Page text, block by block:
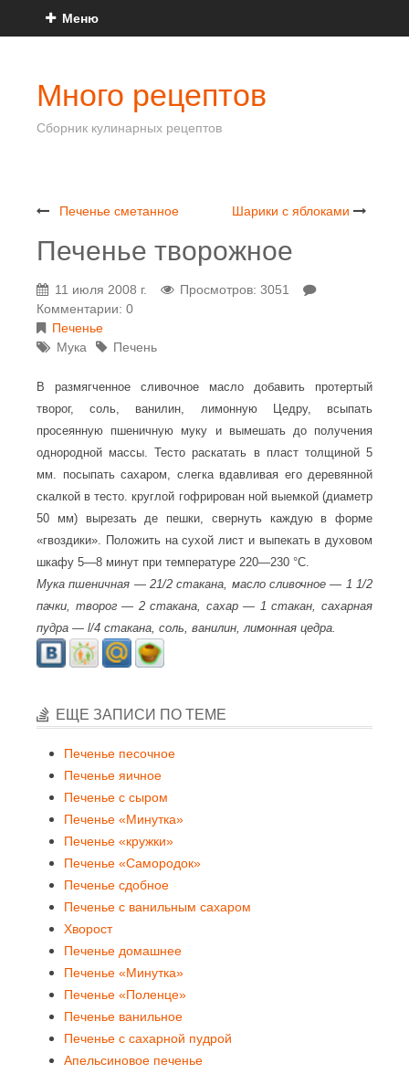
Меню
Много рецептов
Сборник кулинарных рецептов
Печенье сметанное Шарики с яблоками
Печенье творожное
11 июля 2008 г.
Просмотров: 3051
Комментарии: 0
Печенье
Мука
Печень
В размягченное сливочное масло добавить протертый
творог, соль, ванилин, лимонную Цедру, всыпать
просеянную пшеничную муку и вымешать до получения
однородной массы. Тесто раскатать в пласт толщиной 5
мм. посыпать сахаром, слегка вдавливая его деревянной
скалкой в тесто. круглой гофрирован ной выемкой (диаметр
50 мм) вырезать де пешки, свернуть каждую в форме
«гвоздики». Положить на сухой лист и выпекать в духовом
шкафу 5—8 минут при температуре 220—230 °С.
Мука пшеничная — 21/2 стакана, масло сливочное — 1 1/2
пачки, творог — 2 стакана, сахар — 1 стакан, сахарная
пудра — l/4 стакана, соль, ванилин, лимонная цедра.
ЕЩЕ ЗАПИСИ ПО ТЕМЕ
Печенье песочное
Печенье яичное
Печенье с сыром
Печенье «Минутка»
Печенье «кружки»
Печенье «Самородок»
Печенье сдобное
Печенье с ванильным сахаром
Хворост
Печенье домашнее
Печенье «Минутка»
Печенье «Поленце»
Печенье ванильное
Печенье с сахарной пудрой
Апельсиновое печенье